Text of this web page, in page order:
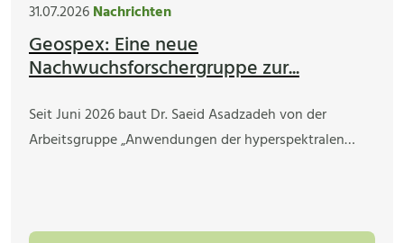
31.07.2026Nachrichten
Geospex: Eine neue
Nachwuchsforschergruppe zur...
Seit Juni 2026 baut Dr. Saeid Asadzadeh von der
Arbeitsgruppe „Anwendungen der hyperspektralen…